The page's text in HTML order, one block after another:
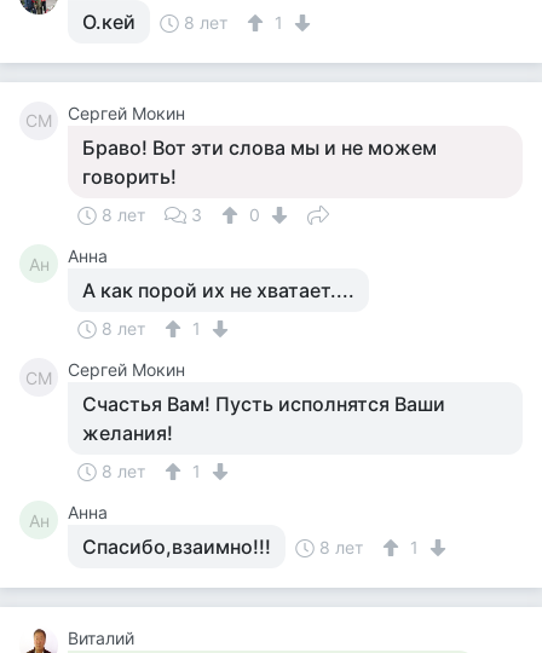
О.кей 8 лет 1
СМ Сергей Мокин
Браво! Вот эти слова мы и не можем
говорить!
8 лет 3 0
Ан Анна
А как порой их не хватает....
8 лет 1
СМ Сергей Мокин
Счастья Вам! Пусть исполнятся Ваши
желания!
8 лет 1
Ан Анна
Спасибо,взаимно!!! 8 лет 1
Виталий